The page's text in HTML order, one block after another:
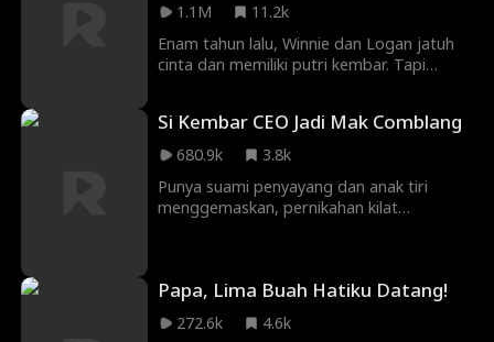
1.1M
11.2k
Enam tahun lalu, Winnie dan Logan jatuh
cinta dan memiliki putri kembar. Tapi
mereka. Enam tahun kemudian, dengan
sedikit bantuan dari putri kembar mereka
yang bertukar, kebenaran terungkap.
Si Kembar CEO Jadi Mak Comblang
680.9k
3.8k
Punya suami penyayang dan anak tiri
menggemaskan, pernikahan kilat
anak-anak itu terasa begitu familier?
Papa, Lima Buah Hatiku Datang!
272.6k
4.6k